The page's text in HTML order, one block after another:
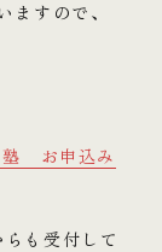
ますので、
塾 お申込み
も受付して